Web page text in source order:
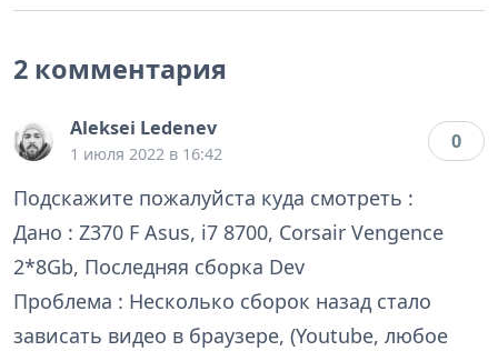
2 комментария
Aleksei Ledenev
1 июля 2022 в 16:42
0
Подскажите пожалуйста куда смотреть :
Дано : Z370 F Asus, i7 8700, Corsair Vengence
2*8Gb, Последняя сборка Dev
Проблема : Несколько сборок назад стало
зависать видео в браузере, (Youtube, любое